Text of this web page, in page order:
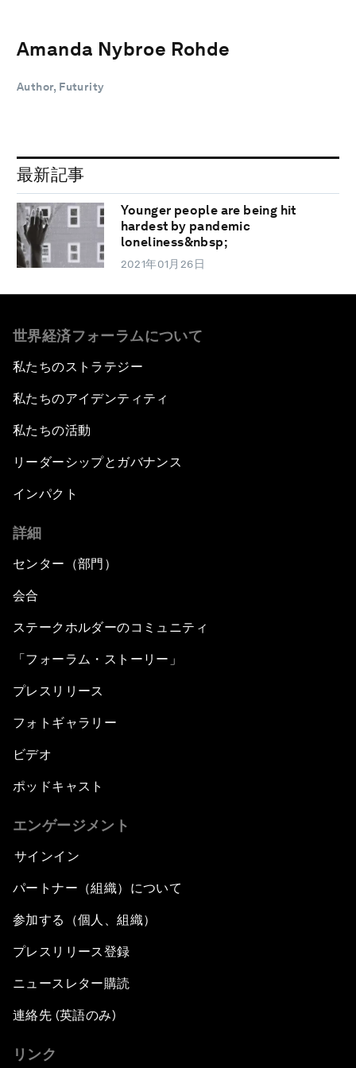
Amanda Nybroe Rohde
Author, Futurity
最新記事
Younger people are being hit
hardest by pandemic
loneliness&nbsp;
2021年01月26日
世界経済フォーラムについて
私たちのストラテジー
私たちのアイデンティティ
私たちの活動
リーダーシップとガバナンス
インパクト
詳細
センター（部門）
会合
ステークホルダーのコミュニティ
「フォーラム・ストーリー」
プレスリリース
フォトギャラリー
ビデオ
ポッドキャスト
エンゲージメント
サインイン
パートナー（組織）について
参加する（個人、組織）
プレスリリース登録
ニュースレター購読
連絡先 (英語のみ)
リンク